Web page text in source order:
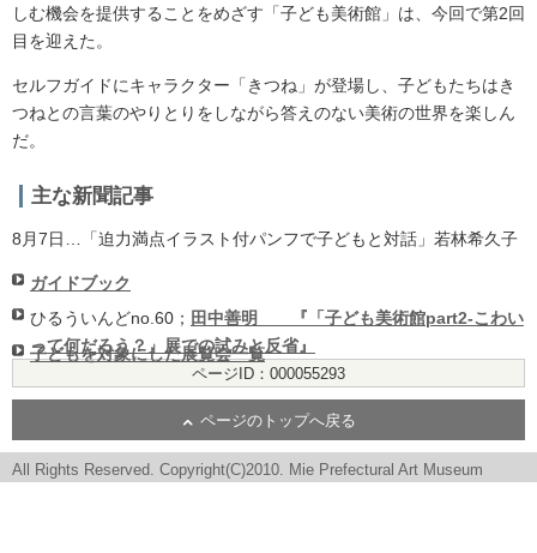
しむ機会を提供することをめざす「子ども美術館」は、今回で第2回
目を迎えた。
セルフガイドにキャラクター「きつね」が登場し、子どもたちはき
つねとの言葉のやりとりをしながら答えのない美術の世界を楽しん
だ。
主な新聞記事
8月7日…「迫力満点イラスト付パンフで子どもと対話」若林希久子
ガイドブック
ひるういんどno.60； 田中善明 『「子ども美術館part2-こわい
って何だろう？」展での試みと反省』
子どもを対象にした展覧会一覧
ページID：000055293
ページのトップへ戻る
All Rights Reserved. Copyright(C)2010. Mie Prefectural Art Museum